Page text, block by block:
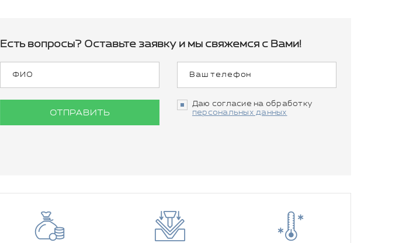
Есть вопросы? Оставьте заявку и мы свяжемся с Вами!
ОТПРАВИТЬ
Даю согласие на обработку
персональных данных